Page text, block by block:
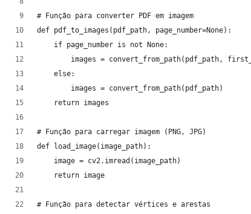
# Função para converter PDF em imagem
def pdf_to_images(pdf_path, page_number=None):
    if page_number is not None:
images = convert_from_path(pdf_path,
    else:
        images = convert_from_path(pdf_path)
    return images
# Função para carregar imagem (PNG, JPG)
def load_image(image_path):
    image = cv2.imread(image_path)
    return image
# Função para detectar vértices e arestas